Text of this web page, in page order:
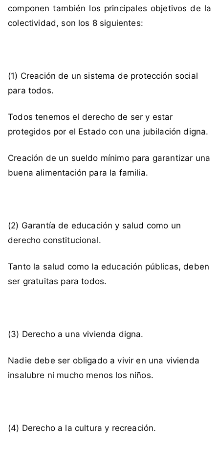
c
o
g
a
i
z
c
i
P
a
t
r
a
D
i
d
r
componen también los principales objetivos de la
colectividad, son los 8 siguientes:
(1) Creación de un sistema de protección social
para todos.
Todos tenemos el derecho de ser y estar
protegidos por el Estado con una jubilación digna.
Creación de un sueldo mínimo para garantizar una
buena alimentación para la familia.
(2) Garantía de educación y salud como un
derecho constitucional.
Tanto la salud como la educación públicas, deben
ser gratuitas para todos.
(3) Derecho a una vivienda digna.
Nadie debe ser obligado a vivir en una vivienda
insalubre ni mucho menos los niños.
(4) Derecho a la cultura y recreación.